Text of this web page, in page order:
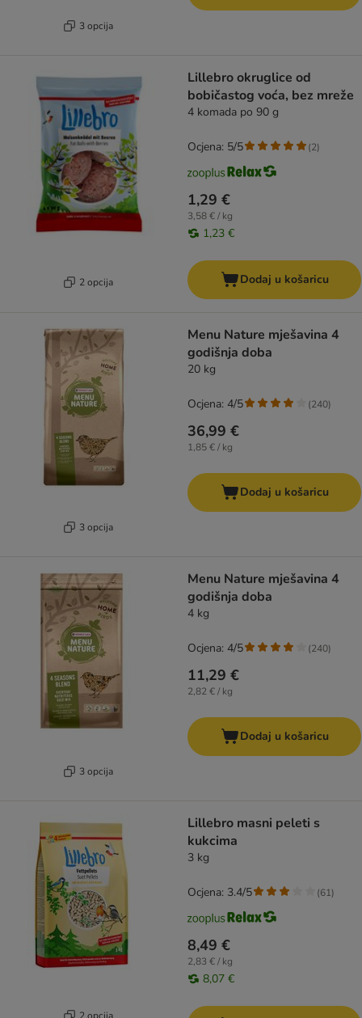
3 opcija
2 opcija
Lillebro okruglice od
bobičastog voća, bez mreže
4 komada po 90 g
1,29 €
3,58 € / kg
1,23 €
Ocjena: 5/5 (2)
Dodaj u košaricu
3 opcija
Menu Nature mješavina 4
godišnja doba
20 kg
36,99 €
1,85 € / kg
Ocjena: 4/5 (240)
Dodaj u košaricu
3 opcija
Menu Nature mješavina 4
godišnja doba
4 kg
11,29 €
2,82 € / kg
Ocjena: 4/5 (240)
Dodaj u košaricu
2 opcija
Lillebro masni peleti s
kukcima
3 kg
8,49 €
2,83 € / kg
8,07 €
Ocjena: 3.4/5 (61)